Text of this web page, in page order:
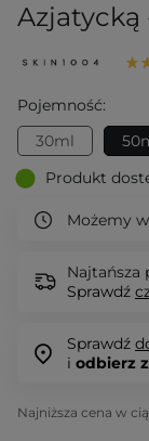
Azjatycką
Pojemność:
30ml
Produkt
Możemy
Najtańsza
Sprawdź
Sprawdź
i odbierz
Najniższa cena w